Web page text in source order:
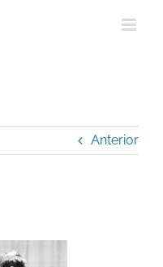
Anterior